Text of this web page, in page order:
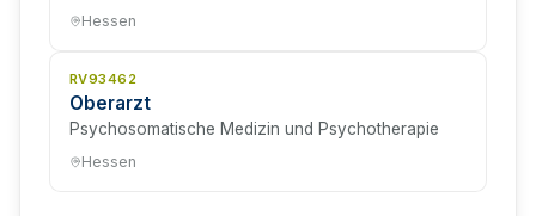
Hessen
RV93462
Oberarzt
Psychosomatische Medizin und Psychotherapie
Hessen